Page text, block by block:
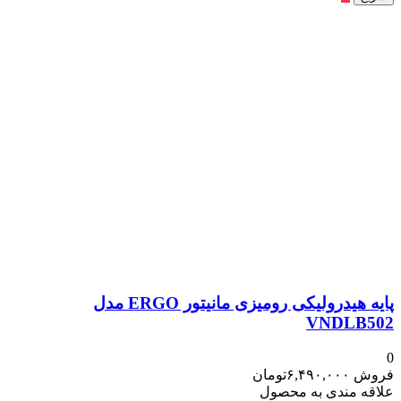
پایه هیدرولیکی رومیزی مانیتور ERGO مدل
۶,۴۹۰,۰۰۰ تومان
مندی به محصول